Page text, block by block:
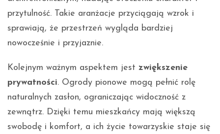
przytulność. Takie aranżacje przyciągają wzrok i
sprawiają, że przestrzeń wygląda bardziej
nowocześnie i przyjaznie.
Kolejnym ważnym aspektem jest zwiększenie
prywatności. Ogrody pionowe mogą pełnić rolę
naturalnych zasłon, ograniczając widoczność z
zewnątrz. Dzięki temu mieszkańcy mają większą
swobodę i komfort, a ich życie towarzyskie staje się